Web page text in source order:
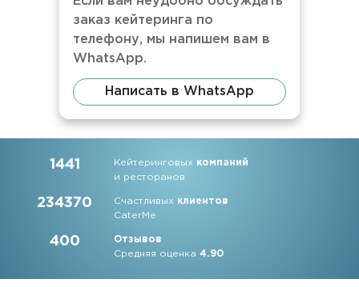
заказ кейтеринга по
телефону, мы напишем вам в
WhatsApp.
Написать в WhatsApp
1441 Кейтеринговых компаний
и ресторанов
234370 Счастливых клиентов
CaterMe
400
Отзывов
Средняя оценка4.90